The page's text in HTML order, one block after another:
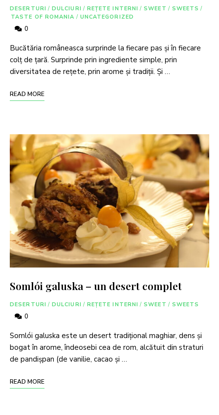
DESERTURI / DULCIURI / REȚETE INTERNI / SWEET / SWEETS /
TASTE OF ROMANIA / UNCATEGORIZED
0
Bucătăria româneasca surprinde la fiecare pas și în fiecare
colț de țară. Surprinde prin ingrediente simple, prin
diversitatea de rețete, prin arome și tradiții. Și …
READ MORE
Somlói galuska – un desert complet
DESERTURI / DULCIURI / REȚETE INTERNI / SWEET / SWEETS
0
Somlói galuska este un desert tradițional maghiar, dens și
bogat în arome, îndeosebi cea de rom, alcătuit din straturi
de pandișpan (de vanilie, cacao și …
READ MORE